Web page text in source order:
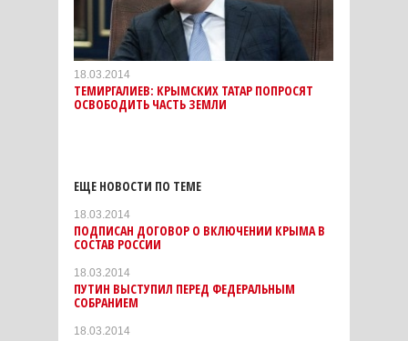
18.03.2014
ТЕМИРГАЛИЕВ: КРЫМСКИХ ТАТАР ПОПРОСЯТ
ОСВОБОДИТЬ ЧАСТЬ ЗЕМЛИ
ЕЩЕ НОВОСТИ ПО ТЕМЕ
18.03.2014
ПОДПИСАН ДОГОВОР О ВКЛЮЧЕНИИ КРЫМА В
СОСТАВ РОССИИ
18.03.2014
ПУТИН ВЫСТУПИЛ ПЕРЕД ФЕДЕРАЛЬНЫМ
СОБРАНИЕМ
18.03.2014